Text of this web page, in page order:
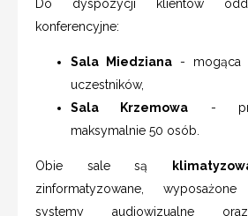
Do dyspozycji klientów
konferencyjne:
Sala Miedziana - mogąca
uczestników,
Sala Krzemowa -
maksymalnie 50 osób.
Obie sale są
zinformatyzowane,
systemy audiowizualne